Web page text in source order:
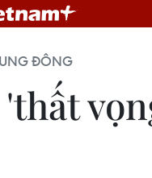
ĐÔNG